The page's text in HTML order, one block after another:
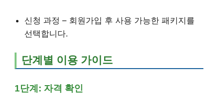
신청 과정 – 회원가입 후 사용 가능한 패키지를
선택합니다.
단계별 이용 가이드
1단계: 자격 확인